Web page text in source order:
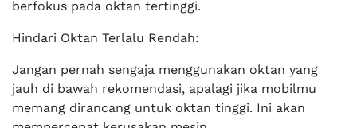
berfokus pada oktan tertinggi.
Hindari Oktan Terlalu Rendah:
Jangan pernah sengaja menggunakan oktan yang
jauh di bawah rekomendasi, apalagi jika mobilmu
memang dirancang untuk oktan tinggi. Ini akan